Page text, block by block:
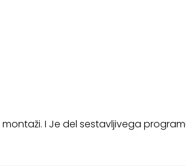
I Je del sestavljivega